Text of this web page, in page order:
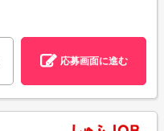
応募画面に進む